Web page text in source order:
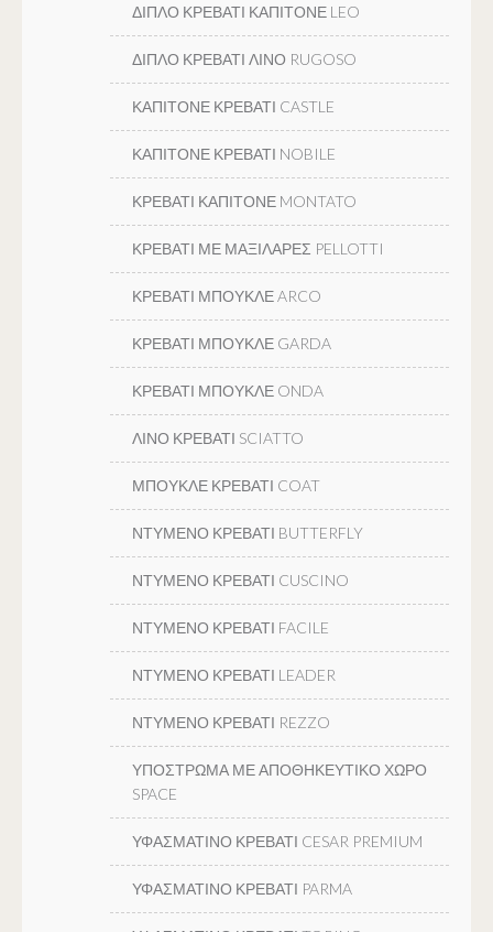
ΔΙΠΛΟ ΚΡΕΒΑΤΙ ΚΑΠΙΤΟΝΕ LEO
ΔΙΠΛΟ ΚΡΕΒΑΤΙ ΛΙΝΟ RUGOSO
ΚΑΠΙΤΟΝΕ ΚΡΕΒΑΤΙ CASTLE
ΚΑΠΙΤΟΝΕ ΚΡΕΒΑΤΙ NOBILE
ΚΡΕΒΑΤΙ ΚΑΠΙΤΟΝΕ MONTATO
ΚΡΕΒΑΤΙ ΜΕ ΜΑΞΙΛΑΡΕΣ PELLOTTI
ΚΡΕΒΑΤΙ ΜΠΟΥΚΛΕ ARCO
ΚΡΕΒΑΤΙ ΜΠΟΥΚΛΕ GARDA
ΚΡΕΒΑΤΙ ΜΠΟΥΚΛΕ ONDA
ΛΙΝΟ ΚΡΕΒΑΤΙ SCIATTO
ΜΠΟΥΚΛΕ ΚΡΕΒΑΤΙ COAT
ΝΤΥΜΕΝΟ ΚΡΕΒΑΤΙ BUTTERFLY
ΝΤΥΜΕΝΟ ΚΡΕΒΑΤΙ CUSCINO
ΝΤΥΜΕΝΟ ΚΡΕΒΑΤΙ FACILE
ΝΤΥΜΕΝΟ ΚΡΕΒΑΤΙ LEADER
ΝΤΥΜΕΝΟ ΚΡΕΒΑΤΙ REZZO
ΥΠΟΣΤΡΩΜΑ ΜΕ ΑΠΟΘΗΚΕΥΤΙΚΟ ΧΩΡΟ
SPACE
ΥΦΑΣΜΑΤΙΝΟ ΚΡΕΒΑΤΙ CESAR PREMIUM
ΥΦΑΣΜΑΤΙΝΟ ΚΡΕΒΑΤΙ PARMA